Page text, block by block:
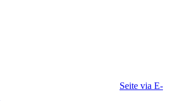
Seite via E-